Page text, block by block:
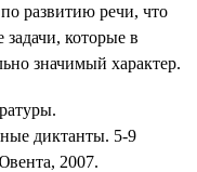
развитию речи, что
которые в
значимый характер.
диктанты. 5-9
2007.